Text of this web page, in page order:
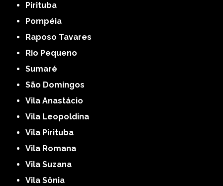
Pirituba
Pompéia
Raposo Tavares
Rio Pequeno
Sumaré
São Domingos
Vila Anastácio
Vila Leopoldina
Vila Pirituba
Vila Romana
Vila Suzana
Vila Sônia